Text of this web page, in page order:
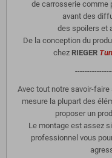
de carrosserie comme
avant des
des spoilers et
De la conception du
chez RIEGER
Avec tout notre savoir-faire
mesure la plupart des
proposer un
Le montage est assez
professionnel vous